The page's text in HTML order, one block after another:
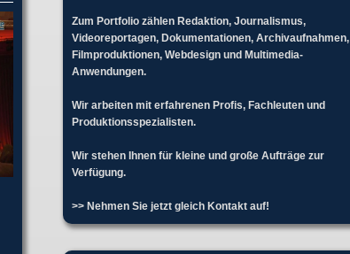
Zum Portfolio zählen Redaktion, Journalismus,
Videoreportagen, Dokumentationen, Archivaufnahmen,
Filmproduktionen, Webdesign und Multimedia-
Anwendungen.
Wir arbeiten mit erfahrenen Profis, Fachleuten und
Produktionsspezialisten.
Wir stehen Ihnen für kleine und große Aufträge zur
Verfügung.
>> Nehmen Sie jetzt gleich Kontakt auf!